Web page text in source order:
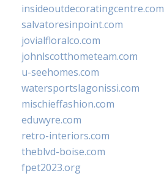
insideoutdecoratingcentre.com
salvatoresinpoint.com
jovialfloralco.com
johnlscotthometeam.com
u-seehomes.com
watersportslagonissi.com
mischieffashion.com
eduwyre.com
retro-interiors.com
theblvd-boise.com
fpet2023.org